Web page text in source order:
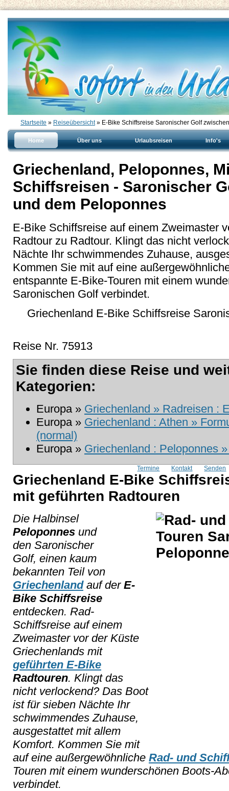
Startseite » Reiseübersicht» E-Bike Schiffsreise Saronischer Golf
Home Über uns Urlaubsreisen Info's
Griechenland, Peloponnes,
Schiffsreisen - Saronischer
und dem Peloponnes
E-Bike Schiffsreise auf einem Zweimaster
Radtour zu Radtour. Klingt das nicht
Nächte Ihr schwimmendes Zuhause,
Kommen Sie mit auf eine
entspannte E-Bike-Touren mit einem
Saronischen Golf verbindet.
Griechenland E-Bike Schiffsreise
Reise Nr. 75913
Sie finden diese Reise und
Kategorien:
Europa » Griechenland » Radreisen :
Europa » Griechenland : Athen »
(normal)
Europa » Griechenland : Peloponnes
Termine Kontakt Senden
Griechenland E-Bike
mit geführten Radtouren
Die Halbinsel
Peloponnes und
den Saronischer
Golf, einen kaum
bekannten Teil von
Griechenlandauf der E-
Bike Schiffsreise
entdecken. Rad-
Schiffsreise auf einem
Zweimaster vor der Küste
Griechenlands mit
geführten E-Bike
Radtouren. Klingt das
nicht verlockend? Das Boot
ist für sieben Nächte Ihr
schwimmendes Zuhause,
ausgestattet mit allem
Komfort. Kommen Sie mit
auf eine außergewöhnliche Rad- und
Touren mit einem wunderschönen Boots-
verbindet.